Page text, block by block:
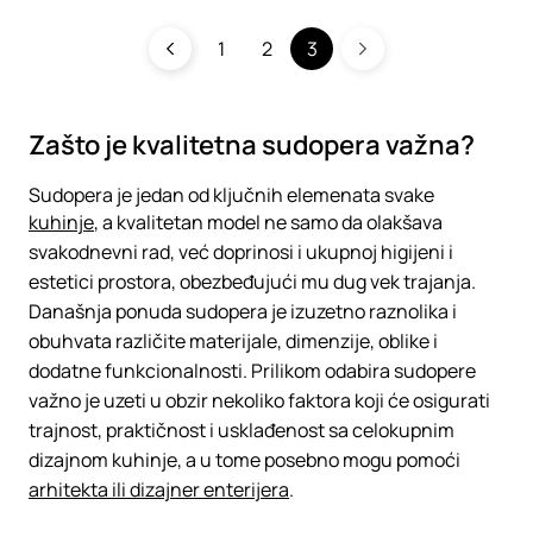
1 2 3
Zašto je kvalitetna sudopera važna?
Sudopera je jedan od ključnih elemenata svake
kuhinje, a kvalitetan model ne samo da olakšava
svakodnevni rad, već doprinosi i ukupnoj higijeni i
estetici prostora, obezbeđujući mu dug vek trajanja.
Današnja ponuda sudopera je izuzetno raznolika i
obuhvata različite materijale, dimenzije, oblike i
dodatne funkcionalnosti. Prilikom odabira sudopere
važno je uzeti u obzir nekoliko faktora koji će osigurati
trajnost, praktičnost i usklađenost sa celokupnim
dizajnom kuhinje, a u tome posebno mogu pomoći
arhitekta ili dizajner enterijera.